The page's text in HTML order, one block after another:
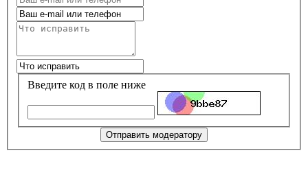
Введите код в поле ниже
Отправить модератору